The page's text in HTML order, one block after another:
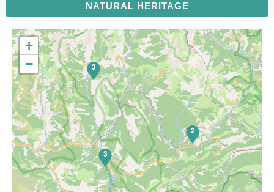
NATURAL HERITAGE
3
6
2
3
+
−